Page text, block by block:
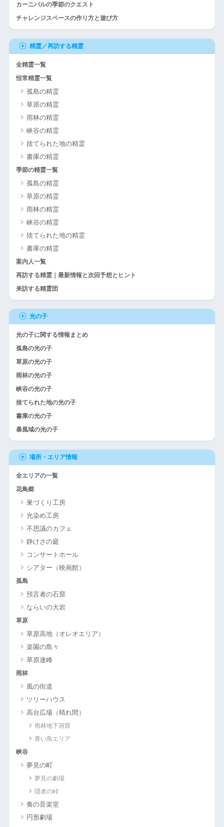
カーニバルの季節のクエスト
チャレンジスペースの作り方と遊び方
精霊／再訪する精霊
全精霊一覧
恒常精霊一覧
孤島の精霊
草原の精霊
雨林の精霊
峡谷の精霊
捨てられた地の精霊
書庫の精霊
季節の精霊一覧
孤島の精霊
草原の精霊
雨林の精霊
峡谷の精霊
捨てられた地の精霊
書庫の精霊
案内人一覧
再訪する精霊｜最新情報と次回予想とヒント
来訪する精霊団
光の子
光の子に関する情報まとめ
孤島の光の子
草原の光の子
雨林の光の子
峡谷の光の子
捨てられた地の光の子
書庫の光の子
暴風域の光の子
場所・エリア情報
全エリアの一覧
花鳥郷
巣づくり工房
光染め工房
不思議のカフェ
静けさの庭
コンサートホール
シアター（映画館）
孤島
預言者の石窟
ならいの大岩
草原
草原高地（オレオエリア）
楽園の島々
草原連峰
雨林
風の街道
ツリーハウス
高台広場（晴れ間）
雨林地下洞窟
青い鳥エリア
峡谷
夢見の町
夢見の劇場
隠者の峠
奏の音楽堂
円形劇場